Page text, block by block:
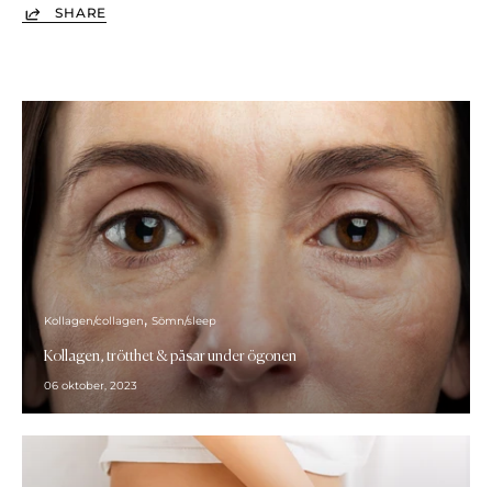
SHARE
Kollagen/collagen Sömn/sleep
Kollagen, trötthet & påsar under ögonen
06 oktober, 2023